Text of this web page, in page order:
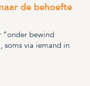
de behoefte
“onder bewind
soms via iemand in